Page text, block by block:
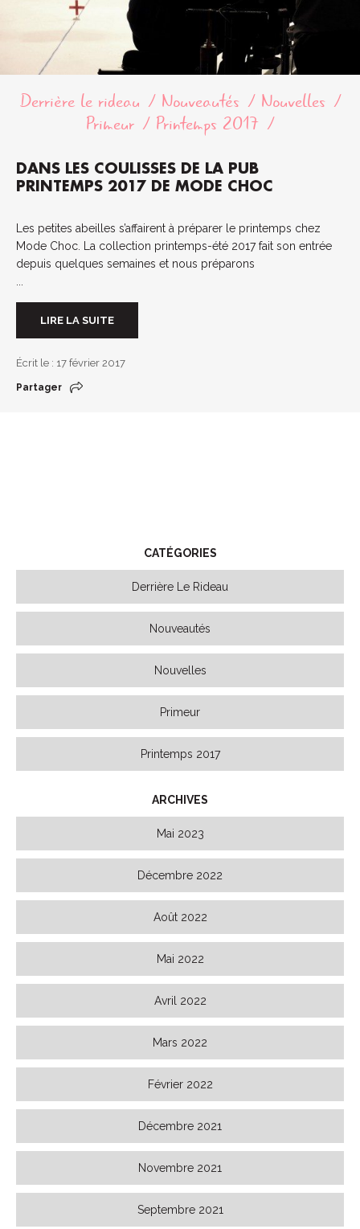
Derrière le rideau Nouveautés
Nouvelles
Primeur
Printemps 2017
DANS LES COULISSES DE LA PUB
PRINTEMPS 2017 DE MODE CHOC
Les petites abeilles s’affairent à préparer le printemps chez
Mode Choc. La collection printemps-été 2017 fait son entrée
depuis quelques semaines et nous préparons
LIRE LA SUITE
Écrit le : 17 février 2017
Partager
CATÉGORIES
Derrière Le Rideau
Nouveautés
Nouvelles
Primeur
Printemps 2017
ARCHIVES
Mai 2023
Décembre 2022
Août 2022
Mai 2022
Avril 2022
Mars 2022
Février 2022
Décembre 2021
Novembre 2021
Septembre 2021